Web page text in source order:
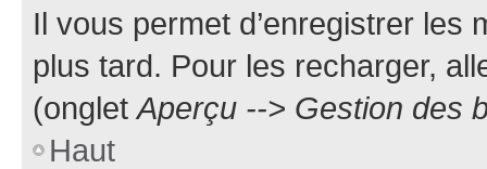
Il vous permet d’enregistrer
plus tard. Pour les recharger,
(ongletAperçu --> Gestion des
Haut